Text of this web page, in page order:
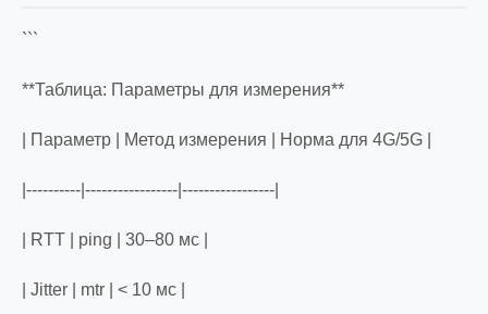
```
**Таблица: Параметры для измерения**
| Параметр | Метод измерения | Норма для 4G/5G |
|----------|-----------------|-----------------|
| RTT | ping | 30–80 мс |
| Jitter | mtr | < 10 мс |